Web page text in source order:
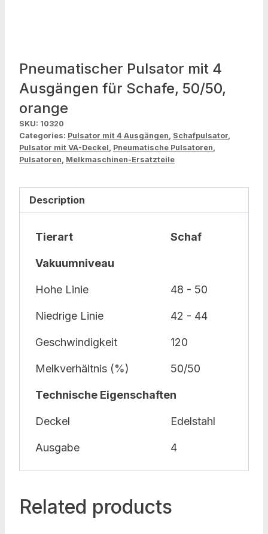
Pneumatischer Pulsator mit 4
Ausgängen für Schafe, 50/50,
orange
SKU: 10320
Categories: Pulsator mit 4 Ausgängen, Schafpulsator,
Pulsator mit VA-Deckel, Pneumatische Pulsatoren,
Pulsatoren, Melkmaschinen-Ersatzteile
Description
Tierart Schaf
Vakuumniveau
Hohe Linie 48 - 50
Niedrige Linie 42 - 44
Geschwindigkeit 120
Melkverhältnis (%) 50/50
Technische Eigenschaften
Deckel Edelstahl
Ausgabe 4
Related products